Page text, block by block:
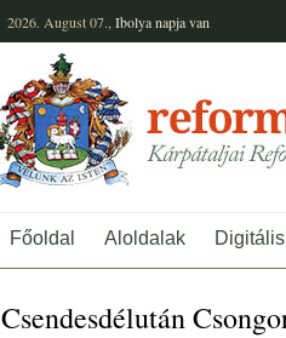
2026. August 07., Ibolyanapja van
Főoldal Aloldalak
Csendesdélután